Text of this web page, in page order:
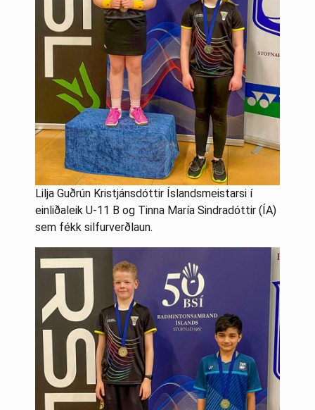
Lilja Guðrún Kristjánsdóttir Íslandsmeistarsi í
einliðaleik U-11 B og Tinna María Sindradóttir (ÍA)
sem fékk silfurverðlaun.